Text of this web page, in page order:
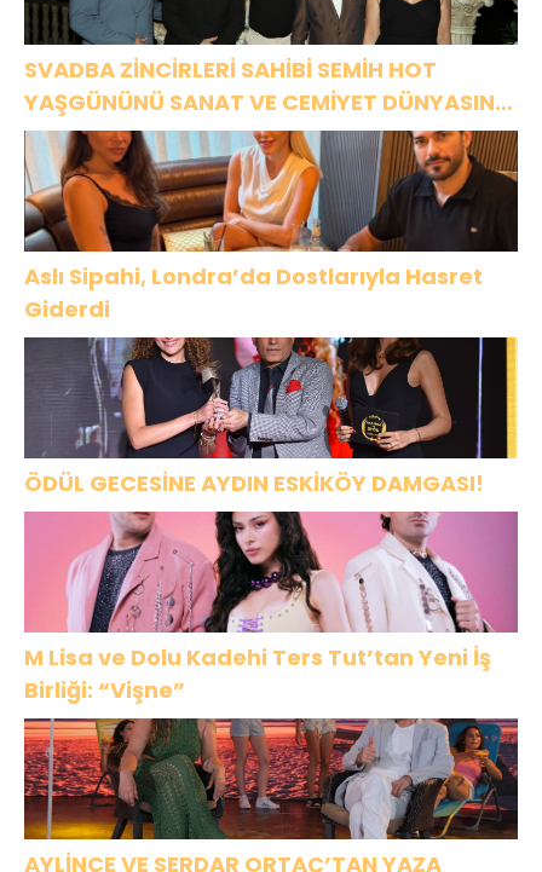
SVADBA ZİNCİRLERİ SAHİBİ SEMİH HOT
YAŞGÜNÜNÜ SANAT VE CEMİYET DÜNYASININ
ÜNLÜ İSİMLERİYLE KUTLADI!
Aslı Sipahi, Londra’da Dostlarıyla Hasret
Giderdi
ÖDÜL GECESİNE AYDIN ESKİKÖY DAMGASI!
M Lisa ve Dolu Kadehi Ters Tut’tan Yeni İş
Birliği: “Vişne”
AYLİNCE VE SERDAR ORTAÇ’TAN YAZA